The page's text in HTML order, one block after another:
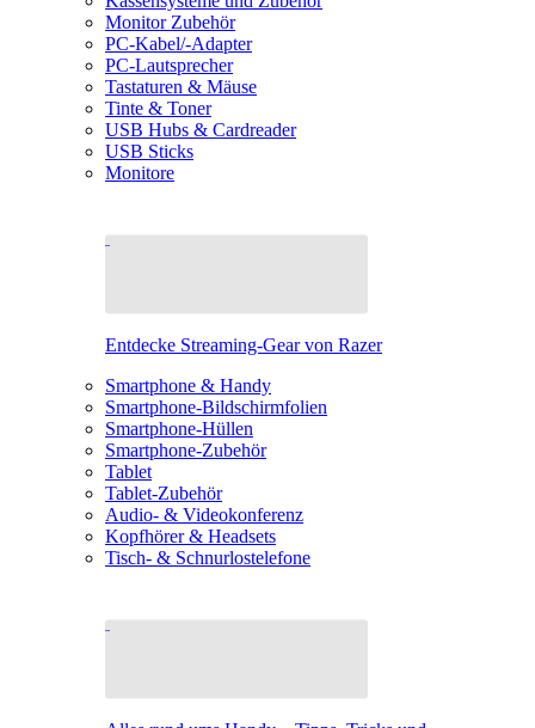
Monitor Zubehör
PC-Kabel/-Adapter
PC-Lautsprecher
Tastaturen & Mäuse
Tinte & Toner
USB Hubs & Cardreader
USB Sticks
Monitore
Entdecke Streaming-Gear von Razer
Smartphone & Handy
Smartphone-Bildschirmfolien
Smartphone-Hüllen
Smartphone-Zubehör
Tablet
Tablet-Zubehör
Audio- & Videokonferenz
Kopfhörer & Headsets
Tisch- & Schnurlostelefone